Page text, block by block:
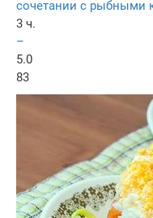
сочетании с рыбными
3 ч.
–
5.0
83